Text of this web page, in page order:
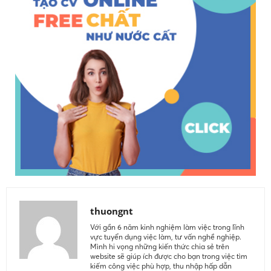
thuongnt
Với gần 6 năm kinh nghiệm làm việc trong lĩnh
vực tuyển dụng việc làm, tư vấn nghề nghiệp.
Mình hi vọng những kiến thức chia sẻ trên
website sẽ giúp ích được cho bạn trong việc tìm
kiếm công việc phù hợp, thu nhập hấp dẫn